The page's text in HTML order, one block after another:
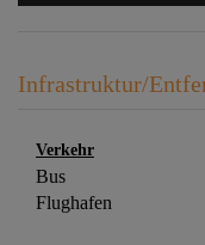
Infrastruktur/
Verkehr
Bus
Flughafen